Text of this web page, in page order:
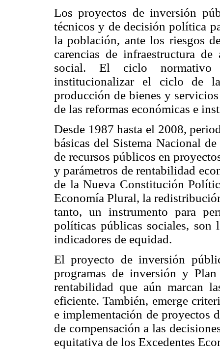
Los proyectos de inversión
técnicos y de decisión política
la población, ante los riesgos
carencias de infraestructura
social. El ciclo
institucionalizar el ciclo de
producción de bienes y
de las reformas económicas e
Desde 1987 hasta el 2008,
básicas del Sistema Nacional
de recursos públicos en
y parámetros de rentabilidad
de la Nueva Constitución
Economía Plural, la
tanto, un instrumento para
políticas públicas sociales, son
indicadores de equidad.
El proyecto de inversión
programas de inversión y
rentabilidad que aún marcan
eficiente. También, emerge
e implementación de proyectos
de compensación a las
equitativa de los Excedentes